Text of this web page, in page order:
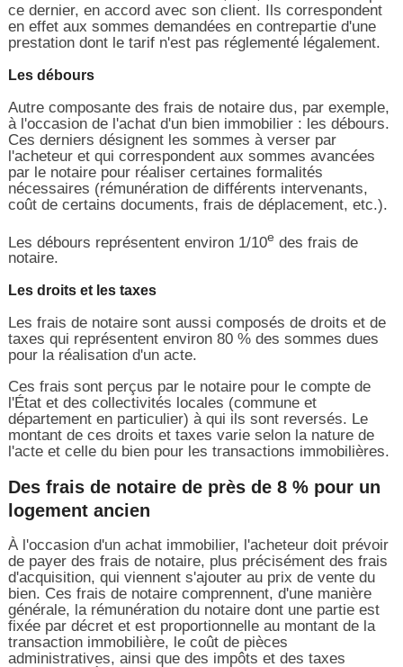
ce dernier, en accord avec son client. Ils correspondent
en effet aux sommes demandées en contrepartie d'une
prestation dont le tarif n'est pas réglementé légalement.
Les débours
Autre composante des frais de notaire dus, par exemple,
à l'occasion de l'achat d'un bien immobilier : les débours.
Ces derniers désignent les sommes à verser par
l'acheteur et qui correspondent aux sommes avancées
par le notaire pour réaliser certaines formalités
nécessaires (rémunération de différents intervenants,
coût de certains documents, frais de déplacement, etc.).
Les débours représentent environ 1/10e des frais de
notaire.
Les droits et les taxes
Les frais de notaire sont aussi composés de droits et de
taxes qui représentent environ 80 % des sommes dues
pour la réalisation d'un acte.
Ces frais sont perçus par le notaire pour le compte de
l'État et des collectivités locales (commune et
département en particulier) à qui ils sont reversés. Le
montant de ces droits et taxes varie selon la nature de
l'acte et celle du bien pour les transactions immobilières.
Des frais de notaire de près de 8 % pour un
logement ancien
À l'occasion d'un achat immobilier, l'acheteur doit prévoir
de payer des frais de notaire, plus précisément des frais
d'acquisition, qui viennent s'ajouter au prix de vente du
bien. Ces frais de notaire comprennent, d'une manière
générale, la rémunération du notaire dont une partie est
fixée par décret et est proportionnelle au montant de la
transaction immobilière, le coût de pièces
administratives, ainsi que des impôts et des taxes